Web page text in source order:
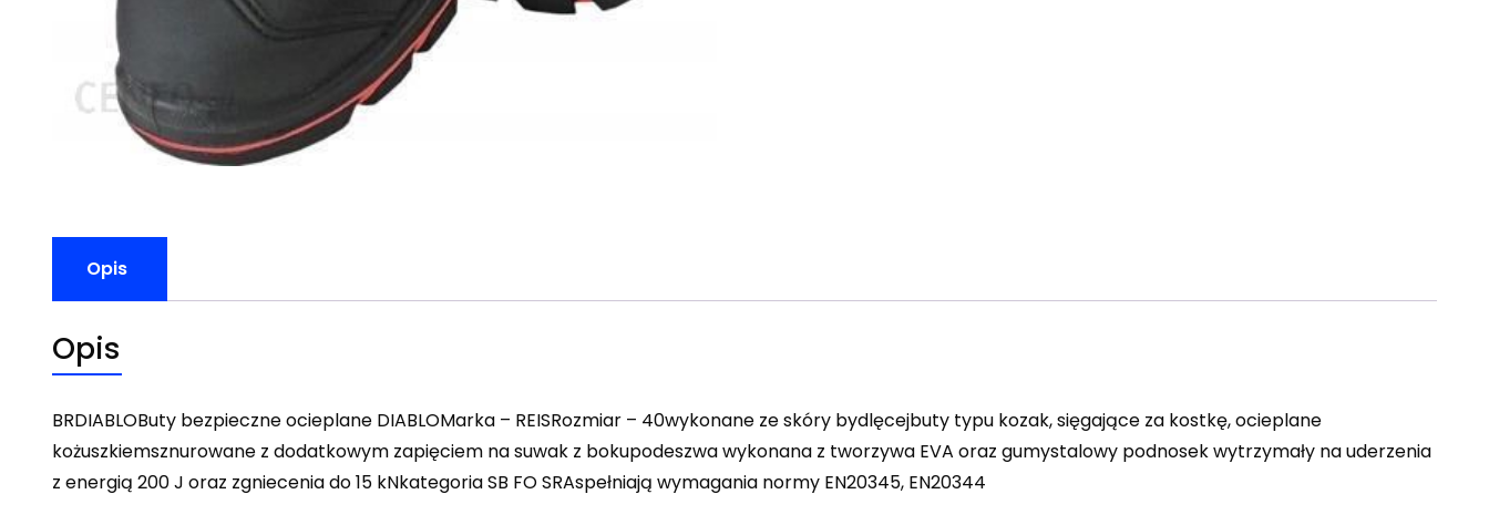
Opis
Opis
BRDIABLOButy bezpieczne ocieplane DIABLOMarka – REISRozmiar – 40wykonane ze skóry bydlęcejbuty typu kozak, sięgające za kostkę, ocieplane
kożuszkiemsznurowane z dodatkowym zapięciem na suwak z bokupodeszwa wykonana z tworzywa EVA oraz gumystalowy podnosek wytrzymały na uderzenia
z energią 200 J oraz zgniecenia do 15 kNkategoria SB FO SRAspełniają wymagania normy EN20345, EN20344